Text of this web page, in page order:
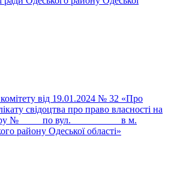
від 19.01.2024 № 32 «Про
свідоцтва про право власності на
№ ____ по вул. __________в м.
району Одеської області»